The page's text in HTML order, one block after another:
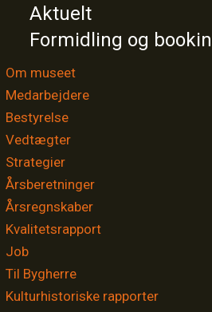
Aktuelt
Formidling og
Om museet
Medarbejdere
Bestyrelse
Vedtægter
Strategier
Årsberetninger
Årsregnskaber
Kvalitetsrapport
Job
Til Bygherre
Kulturhistoriske rapporter